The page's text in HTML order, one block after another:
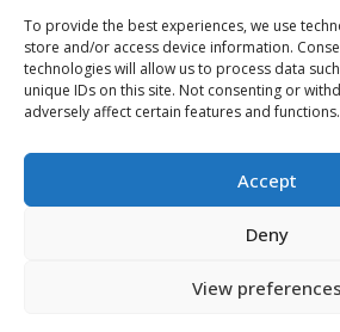
To provide the best experiences, we use
store and/or access device information.
technologies will allow us to process data
unique IDs on this site. Not consenting or
adversely affect certain features and functions.
Accept
Deny
View preferences
Unterkunft
Genusserlebnisse
Sehenswürdigkeiten
Für Tourismusprofis
Harju-, Rapla- ja Läänemaa